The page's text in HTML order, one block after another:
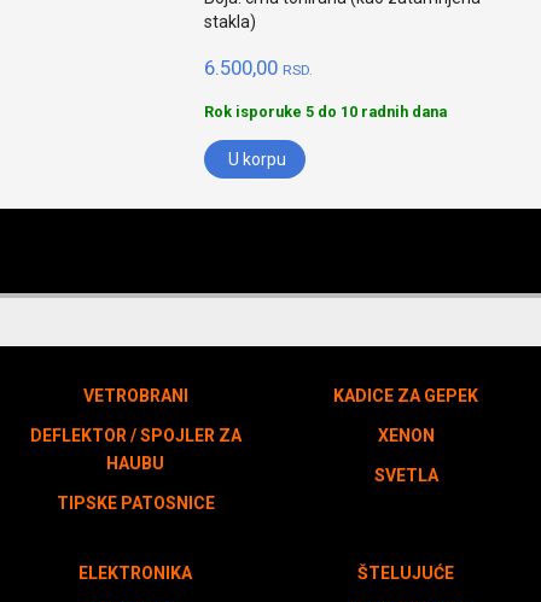
stakla)
6.500,00 RSD.
Rok isporuke 5 do 10 radnih dana
U korpu
VETROBRANI
DEFLEKTOR / SPOJLER ZA
HAUBU
TIPSKE PATOSNICE
KADICE ZA GEPEK
XENON
SVETLA
ELEKTRONIKA ŠTELUJUĆE